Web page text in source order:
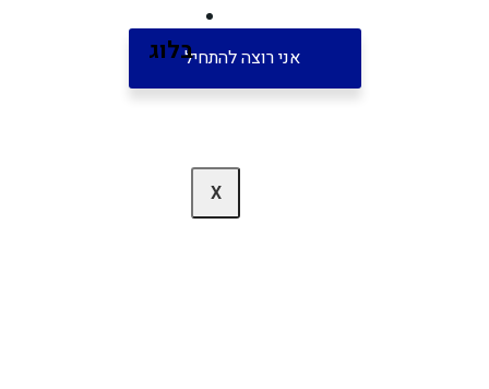
בלוגאני רוצה להתחיל